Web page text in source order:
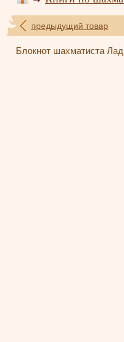
предыдущий товар
Блокнот шахматиста